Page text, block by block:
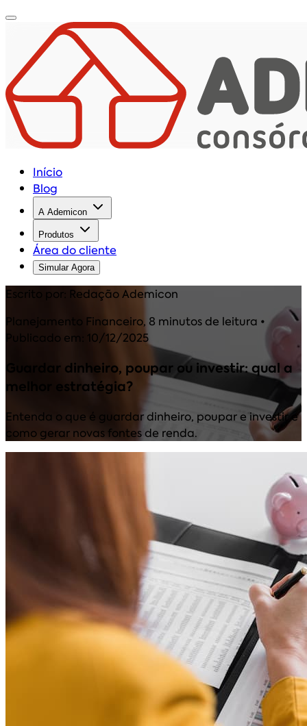
Início
Blog
A Ademicon
Produtos
Área do cliente
Simular Agora
Escrito por: Redação Ademicon
Planejamento Financeiro, 8 minutos de leitura •
Publicado em: 10/12/2025
Guardar dinheiro, poupar ou investir: qual a
melhor estratégia?
Entenda o que é guardar dinheiro, poupar e investir e
como gerar novas fontes de renda.